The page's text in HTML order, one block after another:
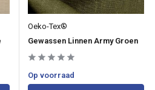
Oeko-Tex®
Gewassen Linnen Army Groen
Op voorraad